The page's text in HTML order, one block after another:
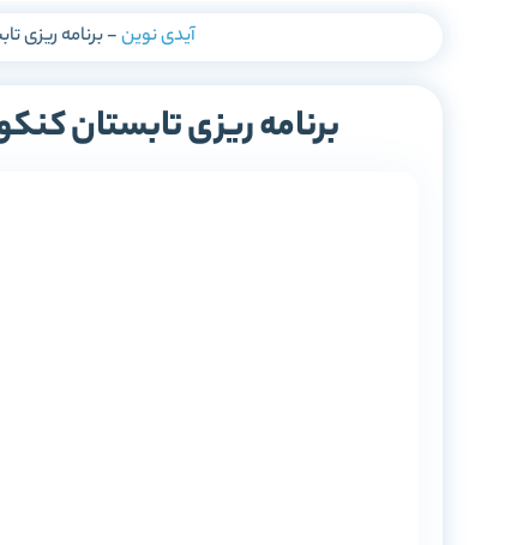
آیدی نوین-برنامه ریزی تابستان کنکور
برنامه ریزی تابستان کنکور 1405 | با آموزش ویدیویی و